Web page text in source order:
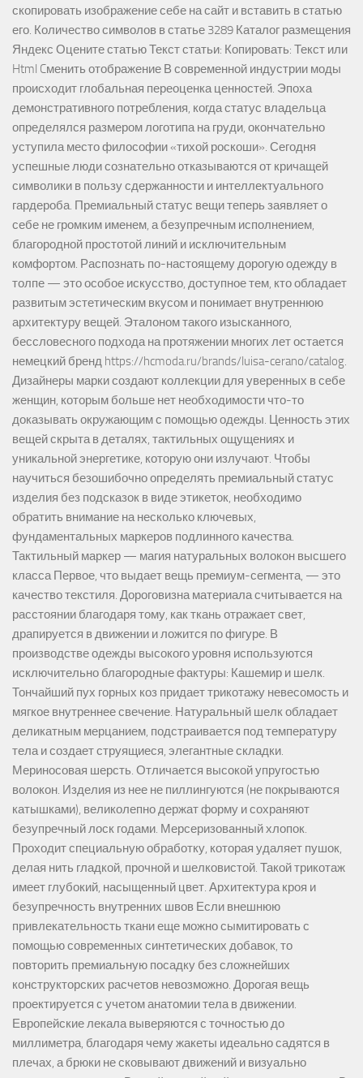
скопировать изображение себе на сайт и вставить в статью
его. Количество символов в статье 3289 Каталог размещения
Яндекс Оцените статью Текст статьи: Копировать: Текст или
Html Cменить отображение В современной индустрии моды
происходит глобальная переоценка ценностей. Эпоха
демонстративного потребления, когда статус владельца
определялся размером логотипа на груди, окончательно
уступила место философии «тихой роскоши». Сегодня
успешные люди сознательно отказываются от кричащей
символики в пользу сдержанности и интеллектуального
гардероба. Премиальный статус вещи теперь заявляет о
себе не громким именем, а безупречным исполнением,
благородной простотой линий и исключительным
комфортом. Распознать по-настоящему дорогую одежду в
толпе — это особое искусство, доступное тем, кто обладает
развитым эстетическим вкусом и понимает внутреннюю
архитектуру вещей. Эталоном такого изысканного,
бессловесного подхода на протяжении многих лет остается
немецкий бренд https://hcmoda.ru/brands/luisa-cerano/catalog.
Дизайнеры марки создают коллекции для уверенных в себе
женщин, которым больше нет необходимости что-то
доказывать окружающим с помощью одежды. Ценность этих
вещей скрыта в деталях, тактильных ощущениях и
уникальной энергетике, которую они излучают. Чтобы
научиться безошибочно определять премиальный статус
изделия без подсказок в виде этикеток, необходимо
обратить внимание на несколько ключевых,
фундаментальных маркеров подлинного качества.
Тактильный маркер — магия натуральных волокон высшего
класса Первое, что выдает вещь премиум-сегмента, — это
качество текстиля. Дороговизна материала считывается на
расстоянии благодаря тому, как ткань отражает свет,
драпируется в движении и ложится по фигуре. В
производстве одежды высокого уровня используются
исключительно благородные фактуры: Кашемир и шелк.
Тончайший пух горных коз придает трикотажу невесомость и
мягкое внутреннее свечение. Натуральный шелк обладает
деликатным мерцанием, подстраивается под температуру
тела и создает струящиеся, элегантные складки.
Мериносовая шерсть. Отличается высокой упругостью
волокон. Изделия из нее не пиллингуются (не покрываются
катышками), великолепно держат форму и сохраняют
безупречный лоск годами. Мерсеризованный хлопок.
Проходит специальную обработку, которая удаляет пушок,
делая нить гладкой, прочной и шелковистой. Такой трикотаж
имеет глубокий, насыщенный цвет. Архитектура кроя и
безупречность внутренних швов Если внешнюю
привлекательность ткани еще можно сымитировать с
помощью современных синтетических добавок, то
повторить премиальную посадку без сложнейших
конструкторских расчетов невозможно. Дорогая вещь
проектируется с учетом анатомии тела в движении.
Европейские лекала выверяются с точностью до
миллиметра, благодаря чему жакеты идеально садятся в
плечах, а брюки не сковывают движений и визуально